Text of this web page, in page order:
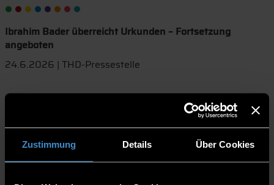
Zustimmung Details Über Cookies
Ibrahim Bader überreicht Urkunden – Fortsetzung
angeboten
24.6.2026 | THD-Pressestelle
Fruchtbar entwickelt sich die Zusammenarbeit zwischen
Gymnasium Pfarrkirchen und European Campus der
Technischen Hochschule Deggendorf (THD). Jetzt
absolvierten fünf Schüler aus dem Mathezirkel von
Lehrkraft Konstantin Riel erfolgreich einen Kurs zur
Programmiersprache Python. Diesen hielt